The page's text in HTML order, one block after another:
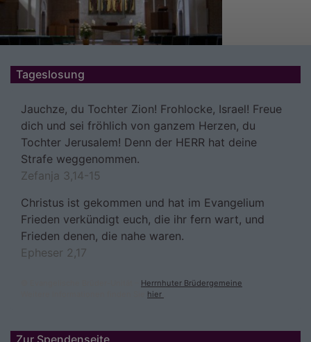
Tageslosung
Jauchze, du Tochter Zion! Frohlocke, Israel! Freue
dich und sei fröhlich von ganzem Herzen, du
Tochter Jerusalem! Denn der HERR hat deine
Strafe weggenommen.
Zefanja 3,14-15
Christus ist gekommen und hat im Evangelium
Frieden verkündigt euch, die ihr fern wart, und
Frieden denen, die nahe waren.
Epheser 2,17
Herrnhuter Brüdergemeine
hier